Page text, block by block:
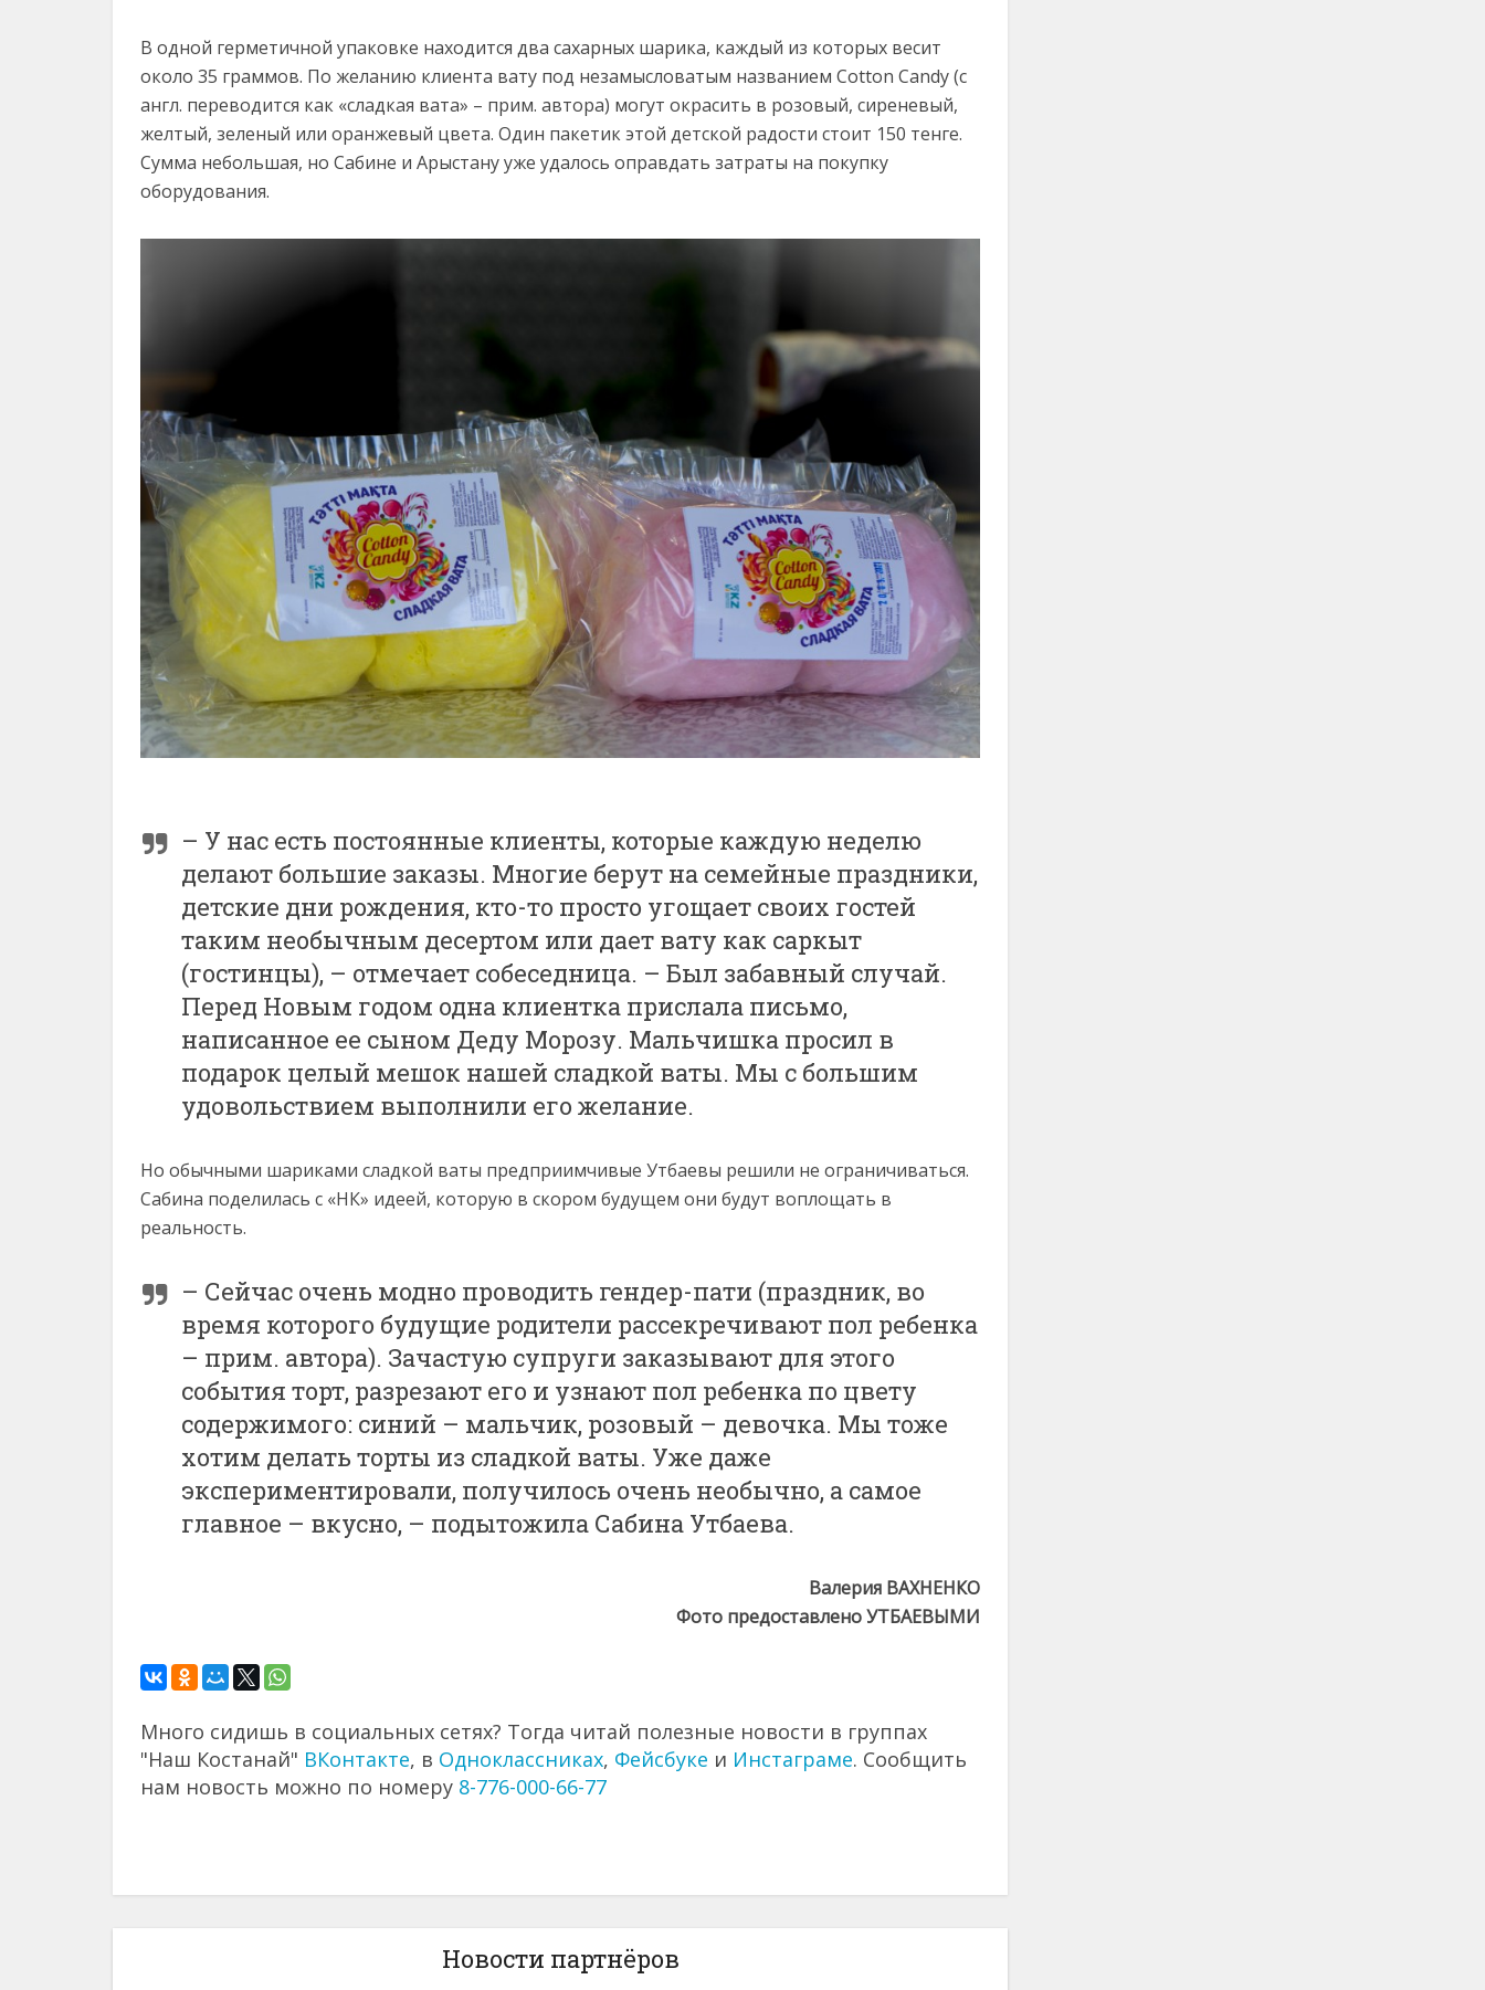
В одной герметичной упаковке находится два сахарных шарика, каждый из которых весит
около 35 граммов. По желанию клиента вату под незамысловатым названием Cotton Candy (с
англ. переводится как «сладкая вата» – прим. автора) могут окрасить в розовый, сиреневый,
желтый, зеленый или оранжевый цвета. Один пакетик этой детской радости стоит 150 тенге.
Сумма небольшая, но Сабине и Арыстану уже удалось оправдать затраты на покупку
оборудования.
– У нас есть постоянные клиенты, которые каждую неделю
делают большие заказы. Многие берут на семейные праздники,
детские дни рождения, кто-то просто угощает своих гостей
таким необычным десертом или дает вату как саркыт
(гостинцы), – отмечает собеседница. – Был забавный случай.
Перед Новым годом одна клиентка прислала письмо,
написанное ее сыном Деду Морозу. Мальчишка просил в
подарок целый мешок нашей сладкой ваты. Мы с большим
удовольствием выполнили его желание.
Но обычными шариками сладкой ваты предприимчивые Утбаевы решили не ограничиваться.
Сабина поделилась с «НК» идеей, которую в скором будущем они будут воплощать в
реальность.
– Сейчас очень модно проводить гендер-пати (праздник, во
время которого будущие родители рассекречивают пол ребенка
– прим. автора). Зачастую супруги заказывают для этого
события торт, разрезают его и узнают пол ребенка по цвету
содержимого: синий – мальчик, розовый – девочка. Мы тоже
хотим делать торты из сладкой ваты. Уже даже
экспериментировали, получилось очень необычно, а самое
главное – вкусно, – подытожила Сабина Утбаева.
Валерия ВАХНЕНКО
Фото предоставлено УТБАЕВЫМИ
Много сидишь в социальных сетях? Тогда читай полезные новости в группах
"Наш Костанай" ВКонтакте, в Одноклассниках, Фейсбуке и Инстаграме. Сообщить
нам новость можно по номеру 8-776-000-66-77
Новости партнёров